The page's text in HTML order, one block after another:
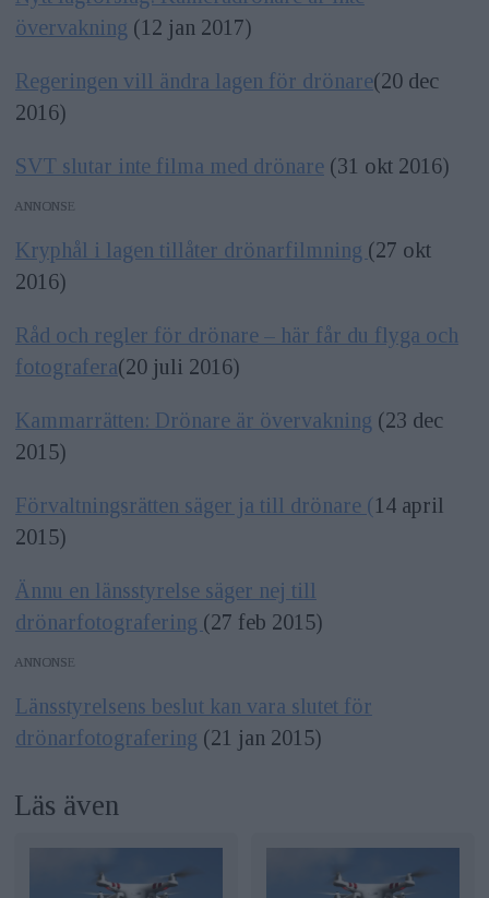
övervakning (12 jan 2017)
Regeringen vill ändra lagen för drönare(20 dec
2016)
SVT slutar inte filma med drönare(31 okt 2016)
ANNONS
Kryphål i lagen tillåter drönarfilmning (27 okt
2016)
Råd och regler för drönare – här får du flyga och
fotografera(20 juli 2016)
Kammarrätten: Drönare är övervakning (23 dec
2015)
Förvaltningsrätten säger ja till drönare (14 april
2015)
Ännu en länsstyrelse säger nej till
drönarfotografering (27 feb 2015)
ANNONS
Länsstyrelsens beslut kan vara slutet för
drönarfotografering (21 jan 2015)
Läs även